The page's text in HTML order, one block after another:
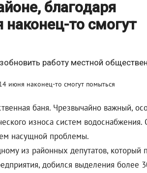
благодаря
то смогут
работу местной
баня. Чрезвычайно важный,
износа систем
насущной проблемы.
из районных депутатов, который
добился выделения более